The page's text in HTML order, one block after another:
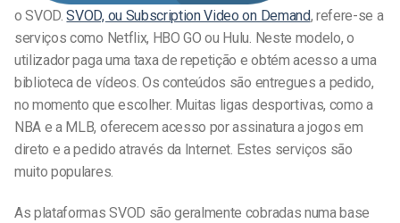
o SVOD.SVOD, ou Subscription Video on Demand, refere-se a
serviços como Netflix, HBO GO ou Hulu. Neste modelo, o
utilizador paga uma taxa de repetição e obtém acesso a uma
biblioteca de vídeos. Os conteúdos são entregues a pedido,
no momento que escolher. Muitas ligas desportivas, como a
NBA e a MLB, oferecem acesso por assinatura a jogos em
direto e a pedido através da Internet. Estes serviços são
muito populares.
As plataformas SVOD são geralmente cobradas numa base